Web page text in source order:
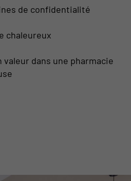
de confidentialité
chaleureux
valeur dans une pharmacie